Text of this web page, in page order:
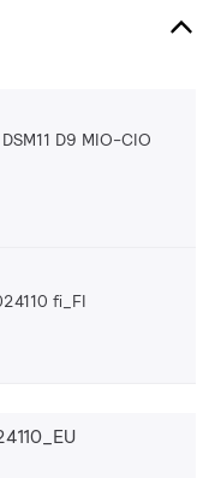
D9 MIO-CIO
fi_FI